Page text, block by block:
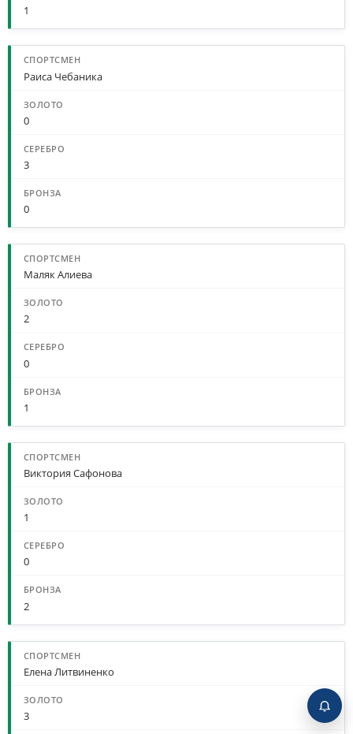
1
Раиса Чебаника
0
3
0
Маляк Алиева
2
0
1
Виктория Сафонова
1
0
2
Елена Литвиненко
3